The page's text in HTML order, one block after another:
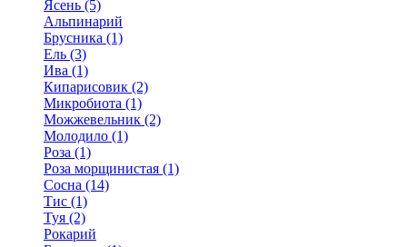
Ясень (5)
Альпинарий
Брусника (1)
Ель (3)
Ива (1)
Кипарисовик (2)
Микробиота (1)
Можжевельник (2)
Молодило (1)
Роза (1)
Роза морщинистая (1)
Сосна (14)
Тис (1)
Туя (2)
Рокарий